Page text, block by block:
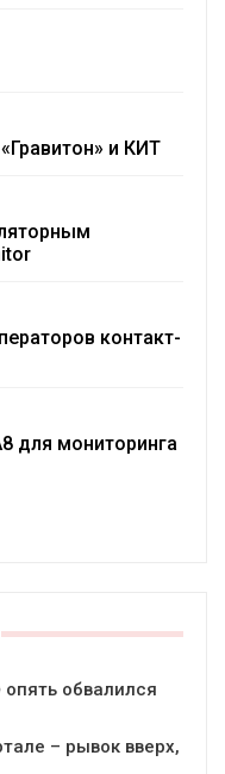
и КИТ
контакт-
для мониторинга
обвалился
– рывок вверх,